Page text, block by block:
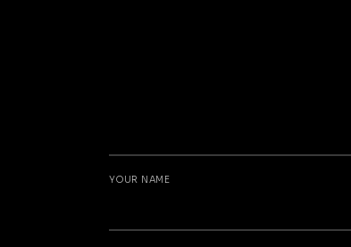
YOUR NAME